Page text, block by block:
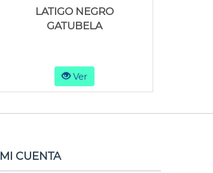
LATIGO NEGRO
GATUBELA
Ver
MI CUENTA